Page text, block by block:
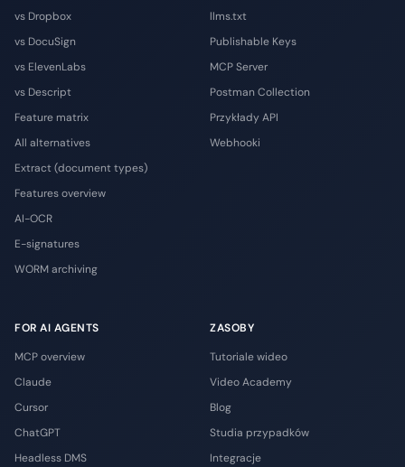
vs Dropbox
vs DocuSign
vs ElevenLabs
vs Descript
Feature matrix
All alternatives
Extract (document types)
Features overview
AI-OCR
E-signatures
WORM archiving
llms.txt
Publishable Keys
MCP Server
Postman Collection
Przykłady API
Webhooki
FOR AI AGENTS
MCP overview
Claude
Cursor
ChatGPT
Headless DMS
ZASOBY
Tutoriale wideo
Video Academy
Blog
Studia przypadków
Integracje